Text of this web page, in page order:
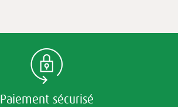
Paiement sécurisé